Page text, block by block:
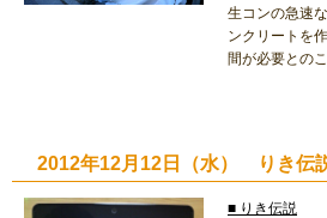
生コンの急速
ンクリートを
間が必要とのこ
2012年12月12日（水） りき伝
■ りき伝説